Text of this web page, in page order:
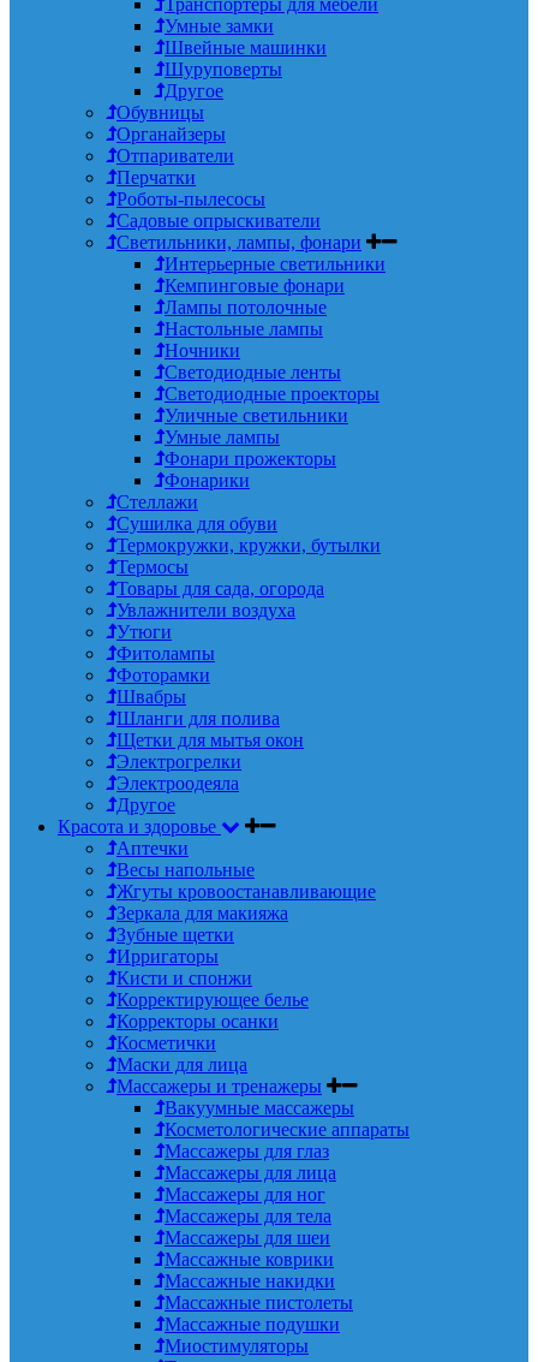
Умные замки
Швейные машинки
Шуруповерты
Другое
Обувницы
Органайзеры
Отпариватели
Перчатки
Роботы-пылесосы
Садовые опрыскиватели
Светильники, лампы, фонари
Интерьерные светильники
Кемпинговые фонари
Лампы потолочные
Настольные лампы
Ночники
Светодиодные ленты
Светодиодные проекторы
Уличные светильники
Умные лампы
Фонари прожекторы
Фонарики
Стеллажи
Сушилка для обуви
Термокружки, кружки, бутылки
Термосы
Товары для сада, огорода
Увлажнители воздуха
Утюги
Фитолампы
Фоторамки
Швабры
Шланги для полива
Щетки для мытья окон
Электрогрелки
Электроодеяла
Другое
Красота и здоровье
Аптечки
Весы напольные
Жгуты кровоостанавливающие
Зеркала для макияжа
Зубные щетки
Ирригаторы
Кисти и спонжи
Корректирующее белье
Корректоры осанки
Косметички
Маски для лица
Массажеры и тренажеры
Вакуумные массажеры
Косметологические аппараты
Массажеры для глаз
Массажеры для лица
Массажеры для ног
Массажеры для тела
Массажеры для шеи
Массажные коврики
Массажные накидки
Массажные пистолеты
Массажные подушки
Миостимуляторы